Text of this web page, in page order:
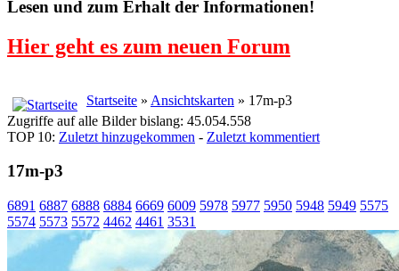
Lesen und zum Erhalt der Informationen!
Hier geht es zum neuen Forum
Startseite » Ansichtskarten » 17m-p3
Zugriffe auf alle Bilder bislang: 45.054.558
TOP 10: Zuletzt hinzugekommen - Zuletzt kommentiert
17m-p3
6891 6887 6888 6884 6669 6009 5978 5977 5950 5948 5949 5575
5574 5573 5572 4462 4461 3531